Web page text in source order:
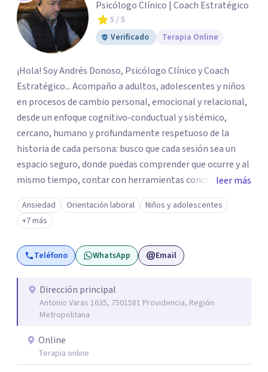
Psicólogo Clínico | Coach Estratégico
5 / 5
Verificado
Terapia Online
¡Hola! Soy Andrés Donoso, Psicólogo Clínico y Coach
Estratégico... Acompaño a adultos, adolescentes y niños
en procesos de cambio personal, emocional y relacional,
desde un enfoque cognitivo-conductual y sistémico,
cercano, humano y profundamente respetuoso de la
historia de cada persona: busco que cada sesión sea un
espacio seguro, donde puedas comprender que ocurre y al
mismo tiempo, contar con herramientas concretar para
avanzar... Creo profundamente en la resiliencia y en la
capacidad que todos tenemos de crecer incluso en
momentos difíciles Si quieres comenzar tu proceso de
cambio, estaré encantado de acompañarte! Puedes
escribirme para coordinar una primera sesión
leer más
Ansiedad Orientación laboral
Niños y adolescentes
+7 más
Teléfono WhatsApp Email
Dirección principal
Antonio Varas 1635, 7501581 Providencia, Región
Metropolitana
Online
Terapia online